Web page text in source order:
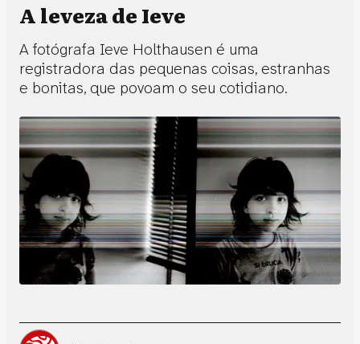
A leveza de Ieve
A fotógrafa Ieve Holthausen é uma
registradora das pequenas coisas, estranhas
e bonitas, que povoam o seu cotidiano.